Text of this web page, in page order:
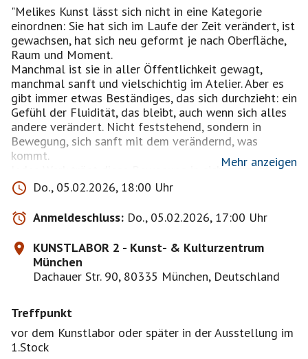
"Melikes Kunst lässt sich nicht in eine Kategorie
einordnen: Sie hat sich im Laufe der Zeit verändert, ist
gewachsen, hat sich neu geformt je nach Oberfläche,
Raum und Moment.
Manchmal ist sie in aller Öffentlichkeit gewagt,
manchmal sanft und vielschichtig im Atelier. Aber es
gibt immer etwas Beständiges, das sich durchzieht: ein
Gefühl der Fluidität, das bleibt, auch wenn sich alles
andere verändert. Nicht feststehend, sondern in
Bewegung, sich sanft mit dem verändernd, was
kommt.
Jedes Werk trägt diese Bewegung in sich, geprägt vom
Ort, vom Material, vom Gefühl. Die Form wandelt sich,
der Fluss bleibt." [Text: Kunstlaor2]
Vernissage: 05.02. ab 18:00 Uhr - 20 h / Wo: In der
Pop-Up Gallery im KUNSTLABOR2
----------
MVG: Tram 20,21 Sandstr.
Mehr anzeigen
Do., 05.02.2026, 18:00 Uhr
Anmeldeschluss: Do., 05.02.2026, 17:00 Uhr
KUNSTLABOR 2 - Kunst- & Kulturzentrum
München
Dachauer Str. 90, 80335 München, Deutschland
Treffpunkt
vor dem Kunstlabor oder später in der Ausstellung im
1.Stock